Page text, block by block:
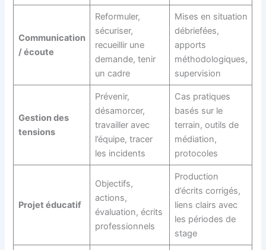
Communication
/ écoute
Reformuler,
sécuriser,
recueillir une
demande, tenir
un cadre
Mises en situation
débriefées,
apports
méthodologiques,
supervision
Gestion des
tensions
Prévenir,
désamorcer,
travailler avec
l’équipe, tracer
les incidents
Cas pratiques
basés sur le
terrain, outils de
médiation,
protocoles
Projet éducatif
Objectifs,
actions,
évaluation, écrits
professionnels
Production
d’écrits corrigés,
liens clairs avec
les périodes de
stage